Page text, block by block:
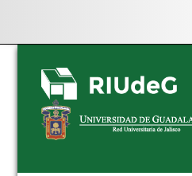
Skip
navigation